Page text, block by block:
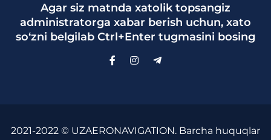
Agar siz matnda xatolik topsangiz
administratorga xabar berish uchun, xato
so‘zni belgilab Ctrl+Enter tugmasini bosing
2021-2022 © UZAERONAVIGATION. Barcha huquqlar